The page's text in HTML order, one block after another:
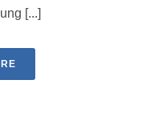
[...]